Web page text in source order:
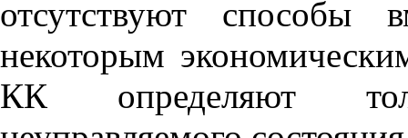
отсутствуют способы
некоторым
КК определяют